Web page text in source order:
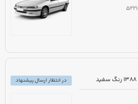
در انتظار ارسال پیشنهاد